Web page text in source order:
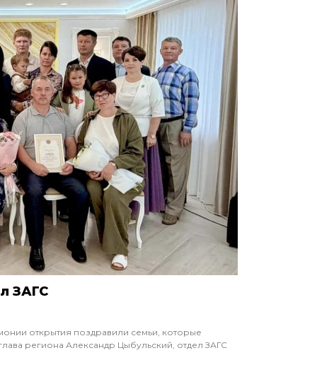
ЗАГС
открытия поздравили семьи, которые
региона Александр Цыбульский, отдел ЗАГС